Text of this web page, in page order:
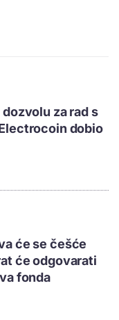
za rad s
dobio
će se češće
će odgovarati
fonda